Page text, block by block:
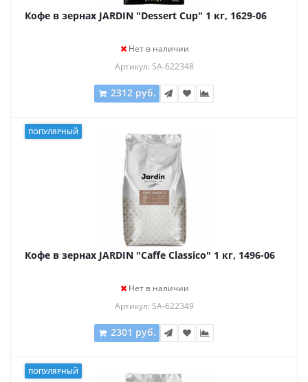
Кофе в зернах JARDIN "Dessert Cup" 1 кг, 1629-06
Нет в наличии
Артикул: SA-622348
2312 руб.
ПОПУЛЯРНЫЙ
Кофе в зернах JARDIN "Caffe Classico" 1 кг, 1496-06
Нет в наличии
Артикул: SA-622349
2301 руб.
ПОПУЛЯРНЫЙ